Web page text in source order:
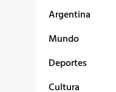
Argentina
Mundo
Deportes
Cultura